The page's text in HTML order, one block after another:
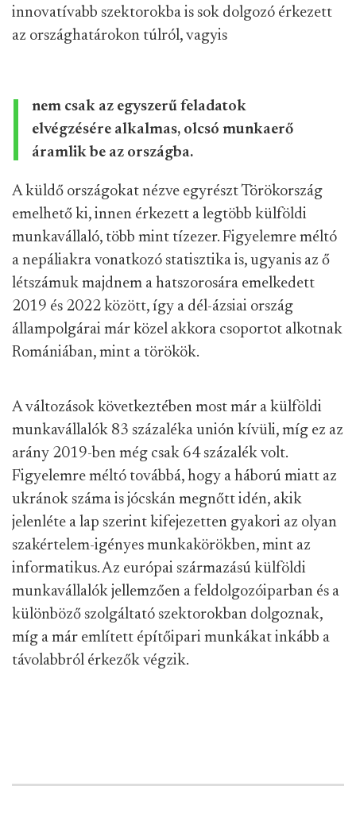
innovatívabb szektorokba is sok dolgozó érkezett
az országhatárokon túlról, vagyis
nem csak az egyszerű feladatok
elvégzésére alkalmas, olcsó munkaerő
áramlik be az országba.
A küldő országokat nézve egyrészt Törökország
emelhető ki, innen érkezett a legtöbb külföldi
munkavállaló, több mint tízezer. Figyelemre méltó
a nepáliakra vonatkozó statisztika is, ugyanis az ő
létszámuk majdnem a hatszorosára emelkedett
2019 és 2022 között, így a dél-ázsiai ország
állampolgárai már közel akkora csoportot alkotnak
Romániában, mint a törökök.
A változások következtében most már a külföldi
munkavállalók 83 százaléka unión kívüli, míg ez az
arány 2019-ben még csak 64 százalék volt.
Figyelemre méltó továbbá, hogy a háború miatt az
ukránok száma is jócskán megnőtt idén, akik
jelenléte a lap szerint kifejezetten gyakori az olyan
szakértelem-igényes munkakörökben, mint az
informatikus. Az európai származású külföldi
munkavállalók jellemzően a feldolgozóiparban és a
különböző szolgáltató szektorokban dolgoznak,
míg a már említett építőipari munkákat inkább a
távolabbról érkezők végzik.